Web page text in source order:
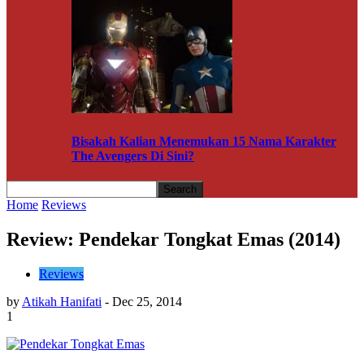
Bisakah Kalian Menemukan 15 Nama Karakter
The Avengers Di Sini?
Home Reviews
Review: Pendekar Tongkat Emas (2014)
Reviews
by Atikah Hanifati - Dec 25, 2014
1